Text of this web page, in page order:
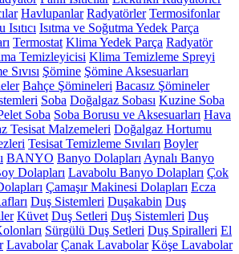
Havlupanlar Radyatörler Termosifonlar
Isıtıcı Isıtma ve Soğutma Yedek Parça
Termostat Klima Yedek Parça Radyatör
Temizleyicisi Klima Temizleme Spreyi
Sıvısı Şömine Şömine Aksesuarları
Bahçe Şömineleri Bacasız Şömineler
Soba Doğalgaz Sobası Kuzine Soba
Soba Soba Borusu ve Aksesuarları Hava
Tesisat Malzemeleri Doğalgaz Hortumu
Tesisat Temizleme Sıvıları Boyler
BANYO Banyo Dolapları Aynalı Banyo
Dolapları Lavabolu Banyo Dolapları Çok
Çamaşır Makinesi Dolapları Ecza
Duş Sistemleri Duşakabin Duş
Küvet Duş Setleri Duş Sistemleri Duş
Sürgülü Duş Setleri Duş Spiralleri El
Lavabolar Çanak Lavabolar Köşe Lavabolar